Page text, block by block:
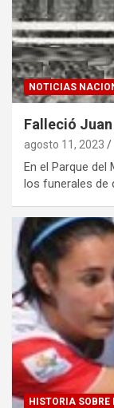
NOTICIAS
Falleció
agosto 11, 2023
En el Parque del
los funerales de
HISTORIA SOBRE